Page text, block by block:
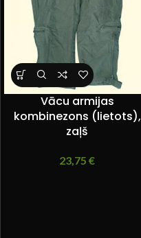
Vācu armijas
kombinezons (lietots),
zaļš
23,75€